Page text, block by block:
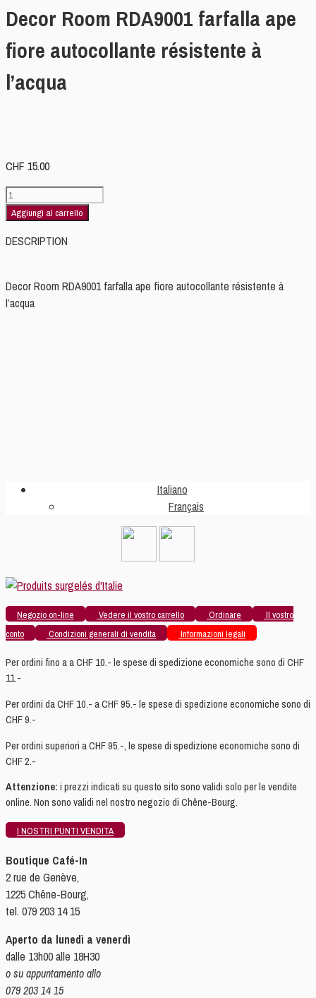
Decor Room RDA9001 farfalla ape
fiore autocollante résistente à
l’acqua
CHF 15.00
Decor
Room
farfalla
autocollante
résistente
Aggiungi al carrello
DESCRIPTION
Decor Room RDA9001 farfalla ape fiore autocollante résistente à
l’acqua
Italiano
Français
Negozio on-line Vedere il vostro carrello Ordinare
Il vostro
conto
Condizioni generali di vendita Informazioni legali
Per ordini fino a a CHF 10.- le spese di spedizione economiche sono di CHF
11.-
Per ordini da CHF 10.- a CHF 95.- le spese di spedizione economiche sono di
CHF 9.-
Per ordini superiori a CHF 95.-, le spese di spedizione economiche sono di
CHF 2.-
Attenzione: i prezzi indicati su questo sito sono validi solo per le vendite
online. Non sono validi nel nostro negozio di Chêne-Bourg.
I NOSTRI PUNTI VENDITA
Boutique Café-In
2 rue de Genève,
1225 Chêne-Bourg,
tel. 079 203 14 15
Aperto da lunedì a venerdì
dalle 13h00 alle 18H30
o su appuntamento allo
079 203 14 15